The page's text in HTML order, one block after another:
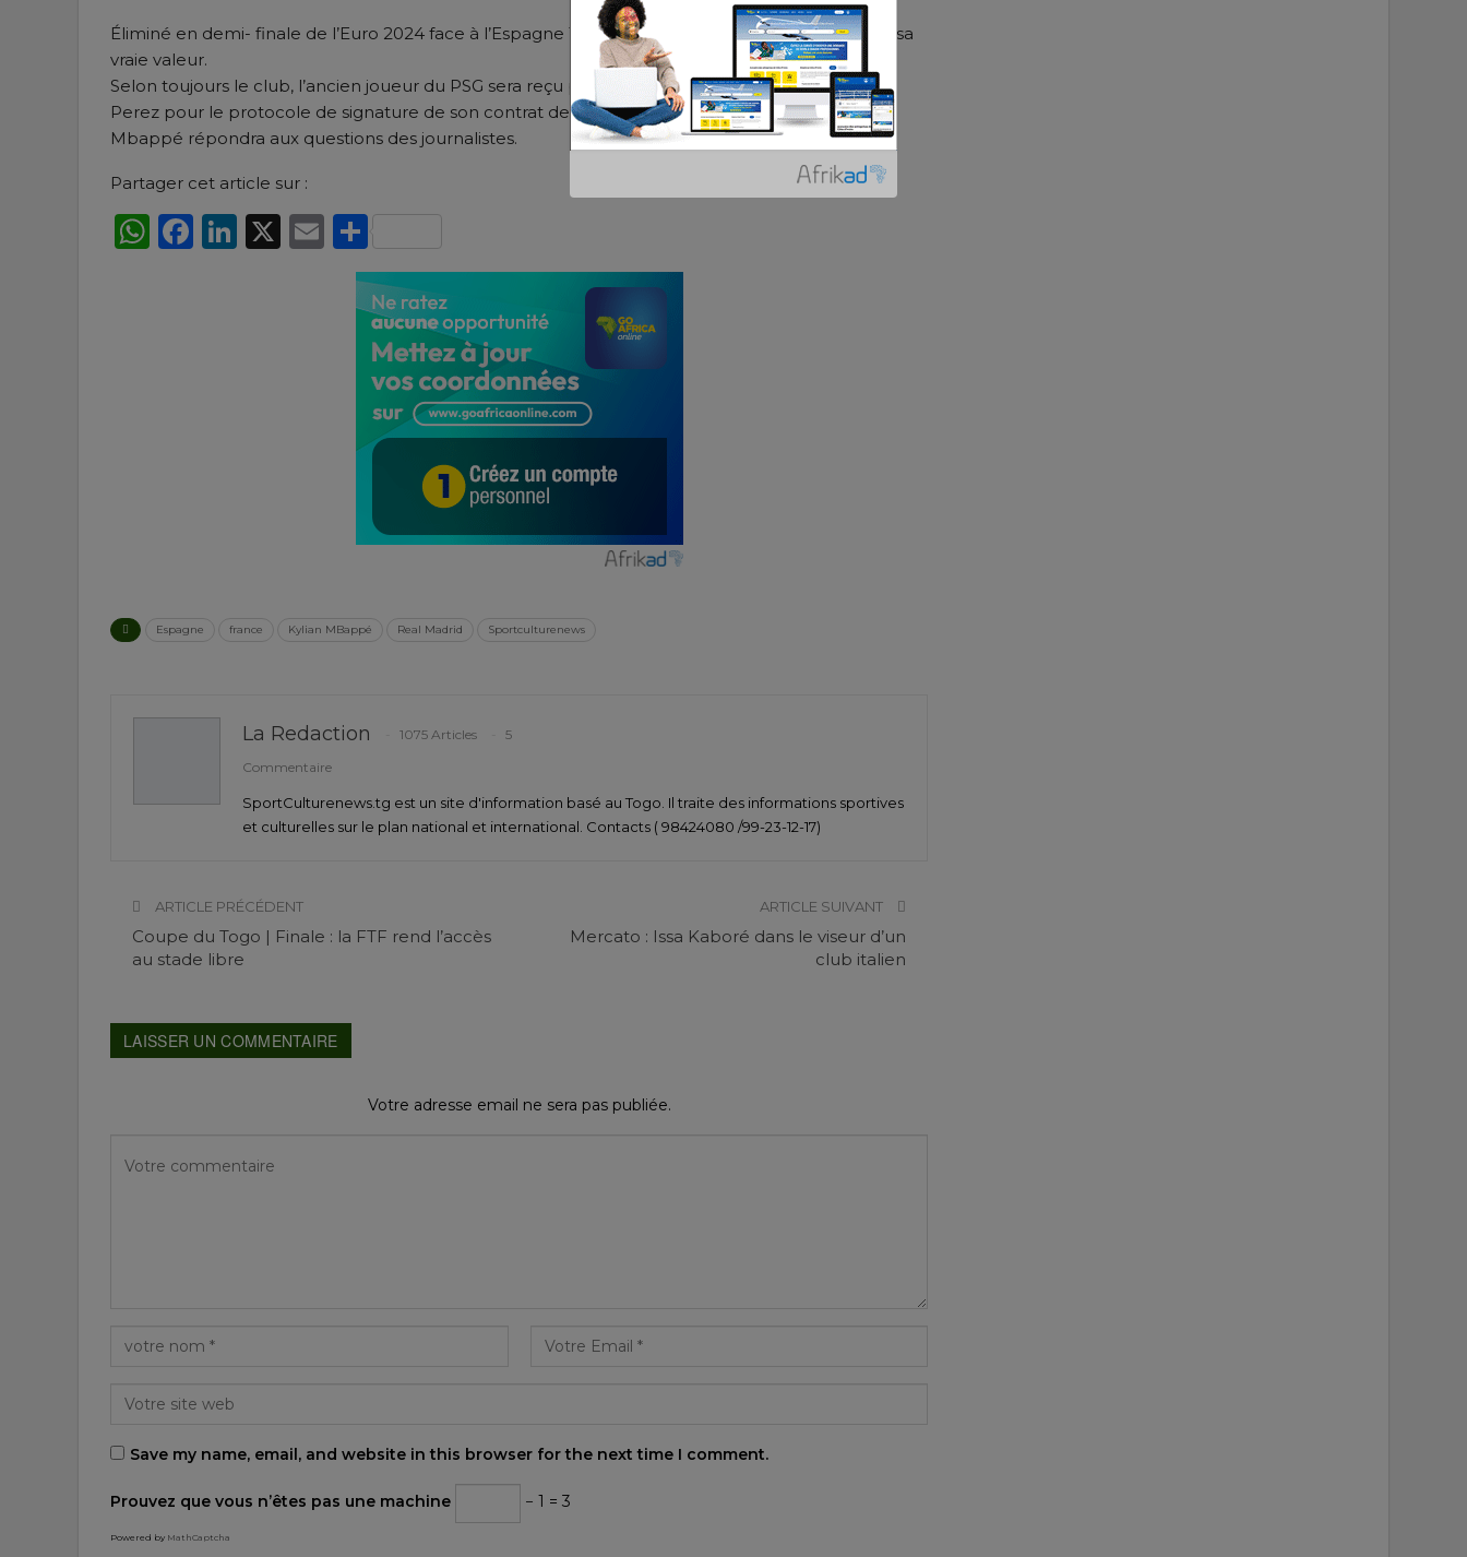
Éliminé en demi- finale de l’Euro 2024 face à l’Espagne 1-2, Kylian Mbappé n’a pas pu jouer sur sa
vraie valeur.
Selon toujours le club, l’ancien joueur du PSG sera reçu par le président madrilène Florentino
Perez pour le protocole de signature de son contrat de 5 ans. Après sa présentation , Kylian
Mbappé répondra aux questions des journalistes.
Partager cet article sur :
WhatsApp
Facebook
LinkedIn
X EmailPartager
Espagne france Kylian MBappé Real Madrid Sportculturenews
La Redaction 1075 Articles
5
Commentaire
SportCulturenews.tg est un site d'information basé au Togo. Il traite des informations sportives
et culturelles sur le plan national et international. Contacts ( 98424080 /99-23-12-17)
ARTICLE PRÉCÉDENT
Coupe du Togo | Finale : la FTF rend l’accès
au stade libre
ARTICLE SUIVANT
Mercato : Issa Kaboré dans le viseur d’un
club italien
LAISSER UN COMMENTAIRE
Votre adresse email ne sera pas publiée.
Save my name, email, and website in this browser for the next time I comment.
Prouvez que vous n’êtes pas une machine − 1 = 3
Powered by MathCaptcha